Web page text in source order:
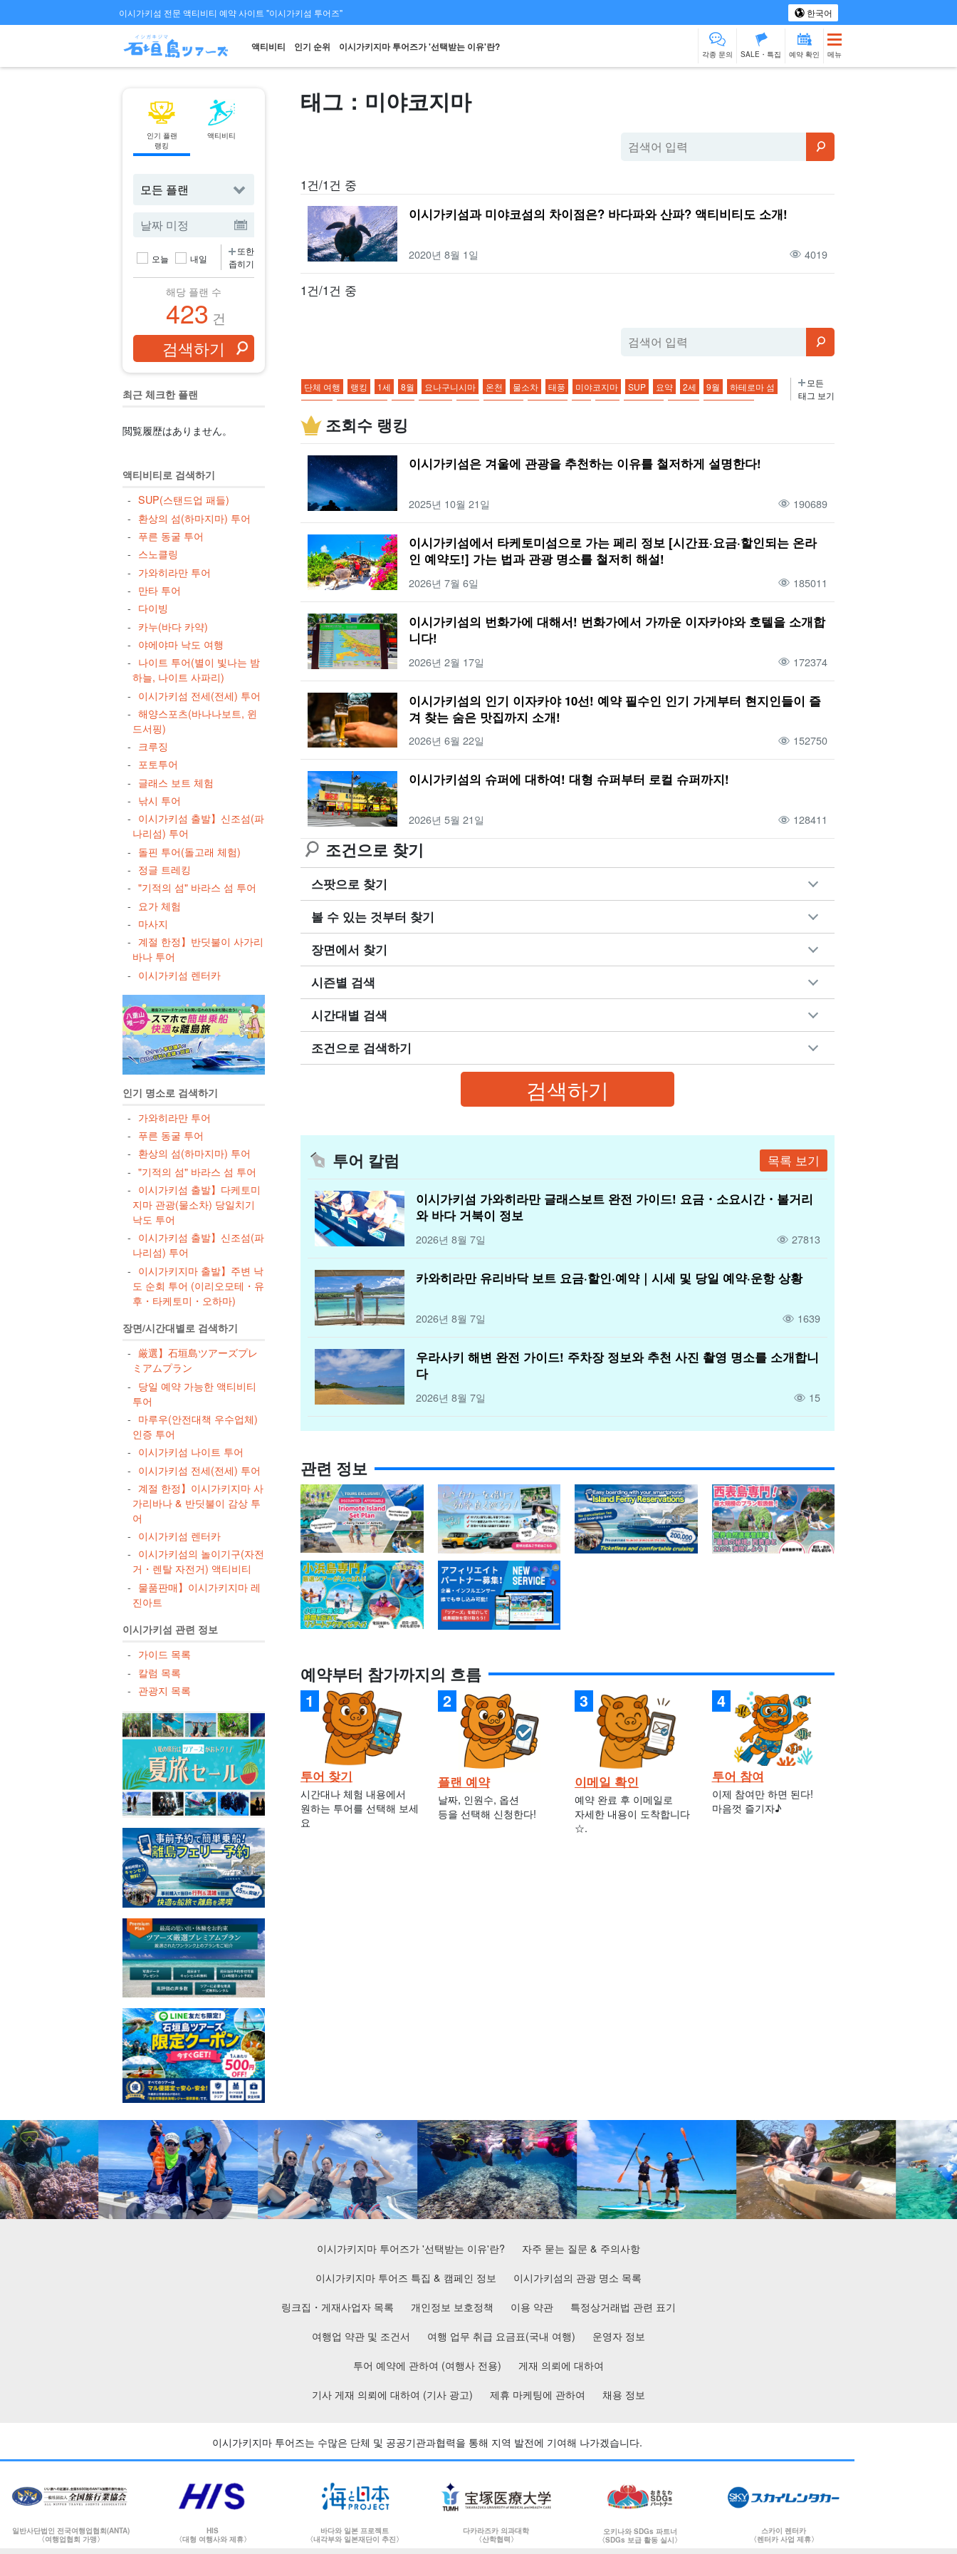
이시가키섬 전문 액티비티 예약 사이트 "이시가키섬 투어즈" 한국어
액티비티 인기 순위 이시가키지마 투어즈가 '선택받는 이유'란?
각종 문의 SALE・특집 예약 확인 메뉴
인기 플랜
랭킹
액티비티 물건 판매
오늘 내일
또한
좁히기
해당 플랜 수
423 건
최근 체크한 플랜
閲覧履歴はありません。
액티비티로 검색하기
SUP(스탠드업 패들)
환상의 섬(하마지마) 투어
푸른 동굴 투어
스노클링
가와히라만 투어
만타 투어
다이빙
카누(바다 카약)
야에야마 낙도 여행
나이트 투어(별이 빛나는 밤
하늘, 나이트 사파리)
이시가키섬 전세(전세) 투어
해양스포츠(바나나보트, 윈
드서핑)
크루징
포토투어
글래스 보트 체험
낚시 투어
이시가키섬 출발】신조섬(파
나리섬) 투어
돌핀 투어(돌고래 체험)
정글 트레킹
"기적의 섬" 바라스 섬 투어
요가 체험
마사지
계절 한정】반딧불이 사가리
바나 투어
이시가키섬 렌터카
인기 명소로 검색하기
가와히라만 투어
푸른 동굴 투어
환상의 섬(하마지마) 투어
"기적의 섬" 바라스 섬 투어
이시가키섬 출발】다케토미
지마 관광(물소차) 당일치기
낙도 투어
이시가키섬 출발】신조섬(파
나리섬) 투어
이시가키지마 출발】주변 낙
도 순회 투어 (이리오모테・유
후・타케토미・오하마)
장면/시간대별로 검색하기
厳選】石垣島ツアーズプレ
ミアムプラン
당일 예약 가능한 액티비티
투어
마루우(안전대책 우수업체)
인증 투어
이시가키섬 나이트 투어
이시가키섬 전세(전세) 투어
계절 한정】이시가키지마 사
가리바나 & 반딧불이 감상 투
어
이시가키섬 렌터카
이시가키섬의 놀이기구(자전
거・렌탈 자전거) 액티비티
물품판매】이시가키지마 레
진아트
이시가키섬 관련 정보
가이드 목록
칼럼 목록
관광지 목록
태그：미야코지마
1건/1건 중
이시가키섬과 미야코섬의 차이점은? 바다파와 산파? 액티비티도 소개!
2020년 8월 1일 4019
1건/1건 중
단체 여행 랭킹 1세 8월 요나구니시마 온천 물소차 태풍 미야코지마 SUP 요약 2세 9월
하테로마 섬
스노클링
드라이브 코스
카누
생물 일몰 야간 액티비티 바라스 섬 번화가 바다거북 여행 가는 방법 바다 나이트 투어 비
아사히
야경
산호 도심지
미사키초
이시가키섬 BBQ 환상의 섬 하마지마
글래스 보트
별이 빛나는 밤하늘 투어 2월 모닝 기온 호텔 해변 물고기 봄 트레킹
이시가키섬의 해양 스포츠
3월
이리오모테 섬 기후
저녁 식사
3박 4일 편의점
겨울
사가리바나 어린이 6월 하토마 섬 온도 점심 식사 푸른 동굴 이리오모테 섬 종유동
나홀로 여행
드라이브
0세 7월 오하마 섬
모든
태그 보기
조회수 랭킹
이시가키섬은 겨울에 관광을 추천하는 이유를 철저하게 설명한다!
2025년 10월 21일 190689
이시가키섬에서 타케토미섬으로 가는 페리 정보 [시간표·요금·할인되는 온라
인 예약도!] 가는 법과 관광 명소를 철저히 해설!
2026년 7월 6일 185011
이시가키섬의 번화가에 대해서! 번화가에서 가까운 이자카야와 호텔을 소개합
니다!
2026년 2월 17일 172374
이시가키섬의 인기 이자카야 10선! 예약 필수인 인기 가게부터 현지인들이 즐
겨 찾는 숨은 맛집까지 소개!
2026년 6월 22일 152750
이시가키섬의 슈퍼에 대하여! 대형 슈퍼부터 로컬 슈퍼까지!
2026년 5월 21일 128411
조건으로 찾기
스팟으로 찾기
볼 수 있는 것부터 찾기
장면에서 찾기
시즌별 검색
시간대별 검색
조건으로 검색하기
투어 칼럼 목록 보기
이시가키섬 가와히라만 글래스보트 완전 가이드! 요금・소요시간・볼거리
와 바다 거북이 정보
2026년 8월 7일 27813
카와히라만 유리바닥 보트 요금·할인·예약｜시세 및 당일 예약·운항 상황
2026년 8월 7일 1639
우라사키 해변 완전 가이드! 주차장 정보와 추천 사진 촬영 명소를 소개합니
다
2026년 8월 7일 15
관련 정보
예약부터 참가까지의 흐름
투어 찾기
시간대나 체험 내용에서
원하는 투어를 선택해 보세
요
플랜 예약
날짜, 인원수, 옵션
등을 선택해 신청한다!
이메일 확인
예약 완료 후 이메일로
자세한 내용이 도착합니다
☆.
투어 참여
이제 참여만 하면 된다!
마음껏 즐기자♪
이시가키지마 투어즈가 '선택받는 이유'란?
자주 묻는 질문 & 주의사항
이시가키지마 투어즈 특집 & 캠페인 정보
이시가키섬의 관광 명소 목록
링크집・게재사업자 목록
개인정보 보호정책 이용 약관
특정상거래법 관련 표기
여행업 약관 및 조건서
여행 업무 취급 요금표(국내 여행)
운영자 정보
투어 예약에 관하여 (여행사 전용)
게재 의뢰에 대하여
기사 게재 의뢰에 대하여 (기사 광고)
제휴 마케팅에 관하여 채용 정보
이시가키지마 투어즈는 수많은 단체 및 공공기관과협력을 통해 지역 발전에 기여해 나가겠습니다.
일반사단법인 전국여행업협회(ANTA)
〈여행업협회 가맹〉
HIS
〈대형 여행사와 제휴〉
바다와 일본 프로젝트
〈내각부와 일본재단이 추진〉
다카라즈카 의과대학
〈산학협력〉
오키나와 SDGs 파트너
〈SDGs 보급 활동 실시〉
스카이 렌터카
〈렌터카 사업 제휴〉